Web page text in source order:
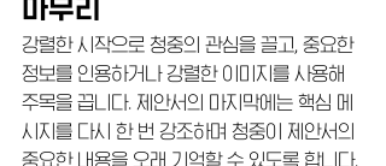
마무리
강렬한 시작으로 청중의 관심을 끌고, 중요한
정보를 인용하거나 강렬한 이미지를 사용해
주목을 끕니다. 제안서의 마지막에는 핵심 메
시지를 다시 한 번 강조하며 청중이 제안서의
중요한 내용을 오래 기억할 수 있도록 합니다.